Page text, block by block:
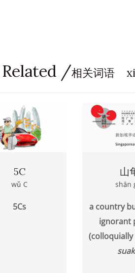
Related /相关词语
5C
wǔ C
5Cs
山
shān
a country
ignorant
(colloquially